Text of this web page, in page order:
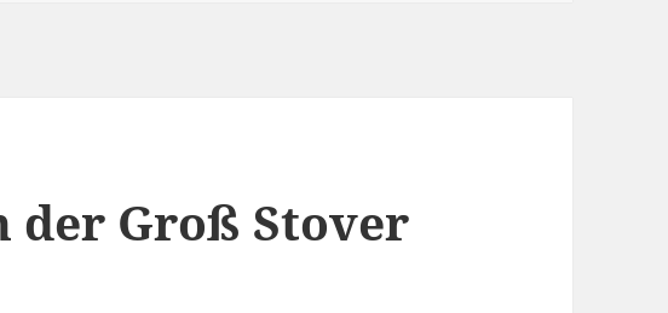
der Groß Stover